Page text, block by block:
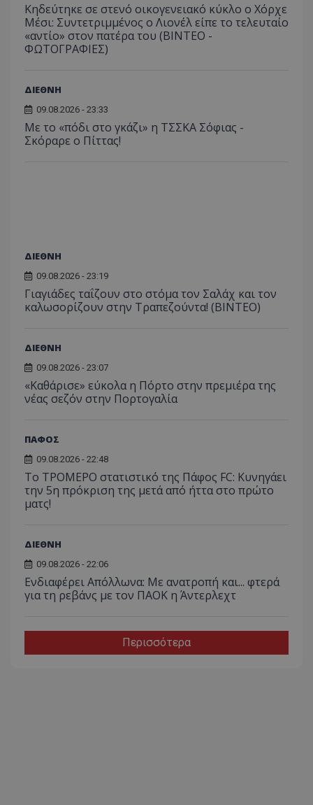
Κηδεύτηκε σε στενό οικογενειακό κύκλο ο Χόρχε
Μέσι: Συντετριμμένος ο Λιονέλ είπε το τελευταίο
«αντίο» στον πατέρα του (ΒΙΝΤΕΟ -
ΦΩΤΟΓΡΑΦΙΕΣ)
ΔΙΕΘΝΗ
09.08.2026 - 23:33
Με το «πόδι στο γκάζι» η ΤΣΣΚΑ Σόφιας -
Σκόραρε ο Πίττας!
ΔΙΕΘΝΗ
09.08.2026 - 23:19
Γιαγιάδες ταΐζουν στο στόμα τον Σαλάχ και τον
καλωσορίζουν στην Τραπεζούντα! (ΒΙΝΤΕΟ)
ΔΙΕΘΝΗ
09.08.2026 - 23:07
«Καθάρισε» εύκολα η Πόρτο στην πρεμιέρα της
νέας σεζόν στην Πορτογαλία
ΠΑΦΟΣ
09.08.2026 - 22:48
Το ΤΡΟΜΕΡΟ στατιστικό της Πάφος FC: Κυνηγάει
την 5η πρόκριση της μετά από ήττα στο πρώτο
ματς!
ΔΙΕΘΝΗ
09.08.2026 - 22:06
Ενδιαφέρει Απόλλωνα: Με ανατροπή και... φτερά
για τη ρεβάνς με τον ΠΑΟΚ η Άντερλεχτ
Περισσότερα